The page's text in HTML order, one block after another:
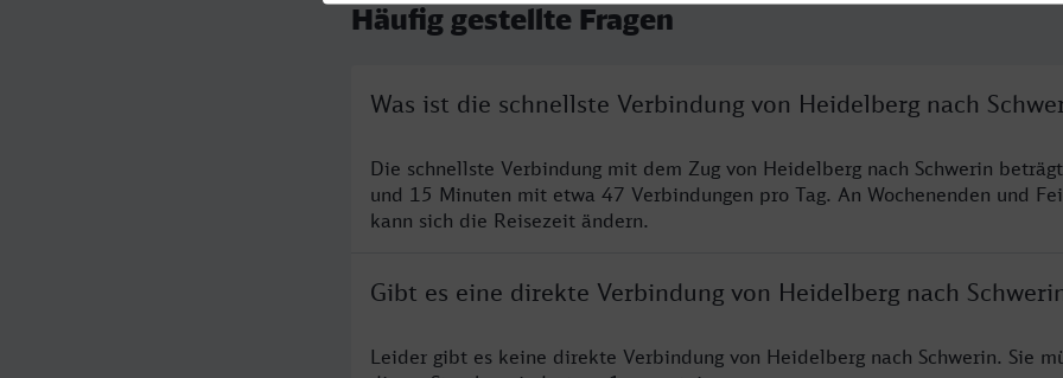
Häufig gestellte Fragen
Was ist die schnellste Verbindung von Heidelberg nach
Die schnellste Verbindung mit dem Zug von Heidelberg nach Schwerin
und 15 Minuten mit etwa 47 Verbindungen pro Tag. An Wochenenden und
kann sich die Reisezeit ändern.
Gibt es eine direkte Verbindung von Heidelberg nach
Leider gibt es keine direkte Verbindung von Heidelberg nach Schwerin. Sie